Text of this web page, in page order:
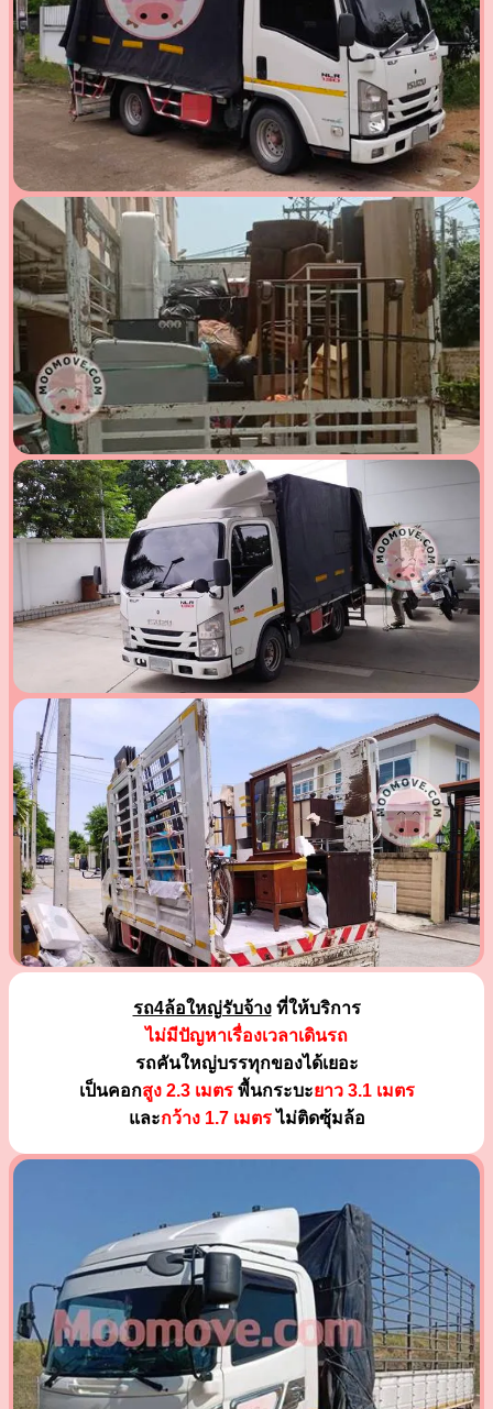
รถ4ล้อใหญ่รับจ้างที่ให้บริการ
ไม่มีปัญหาเรื่องเวลาเดินรถ
รถคันใหญ่บรรทุกของได้เยอะ
เป็นคอกสูง 2.3 เมตรพื้นกระบะยาว 3.1 เมตร
และกว้าง 1.7 เมตรไม่ติดซุ้มล้อ